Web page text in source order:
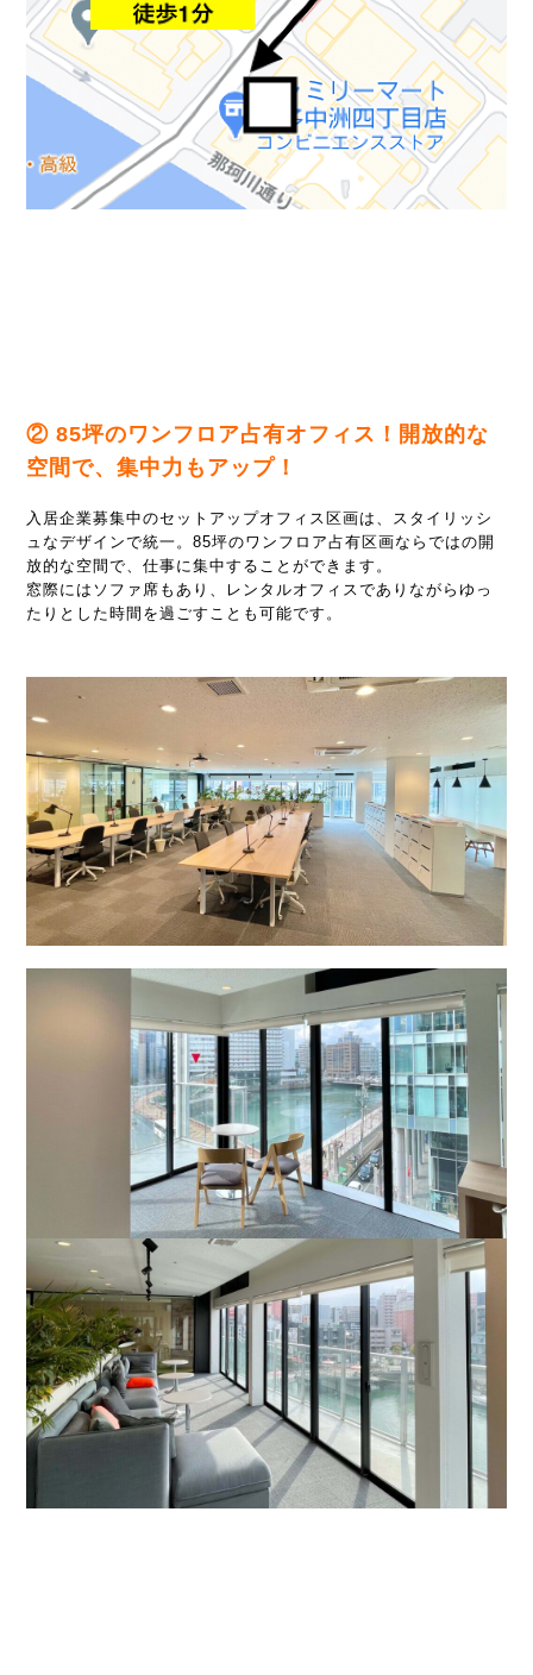
② 85坪のワンフロア占有オフィス！開放的な
空間で、集中力もアップ！
入居企業募集中のセットアップオフィス区画は、スタイリッシ
ュなデザインで統一。85坪のワンフロア占有区画ならではの開
放的な空間で、仕事に集中することができます。
窓際にはソファ席もあり、レンタルオフィスでありながらゆっ
たりとした時間を過ごすことも可能です。